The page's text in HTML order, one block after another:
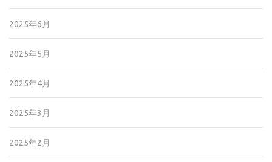
2025年6月
2025年5月
2025年4月
2025年3月
2025年2月